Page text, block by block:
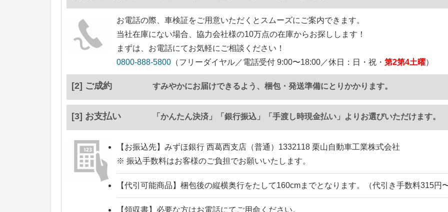
お電話の際、車検証をご用意いただくとスムーズにご案内できます。
当社在庫にない場合、協力会社様の10万点の在庫からお探しします！
まずは、お電話にてお気軽にご相談ください！
0800-888-5800 （フリーダイヤル／電話受付 9:00〜18:00／休日：日・祝・ 第2第4土曜）
[2] ご成約 すみやかにお届けできるよう、梱包・発送準備にとりかかります。
[3] お支払い 「かんたん決済」「銀行振込」「手渡し時現金払い」よりお選びいただけます。
【お振込先】 みずほ銀行 西葛西支店（普通）1332118 栗山自動車工業株式会社
※ 振込手数料はお客様のご負担でお願いいたします。
【代引可能商品】 梱包後の縦横奥行をたして160cmまでとなります。（代引き手数料315円
【領収書】 必要な方はお電話にてご用命ください。